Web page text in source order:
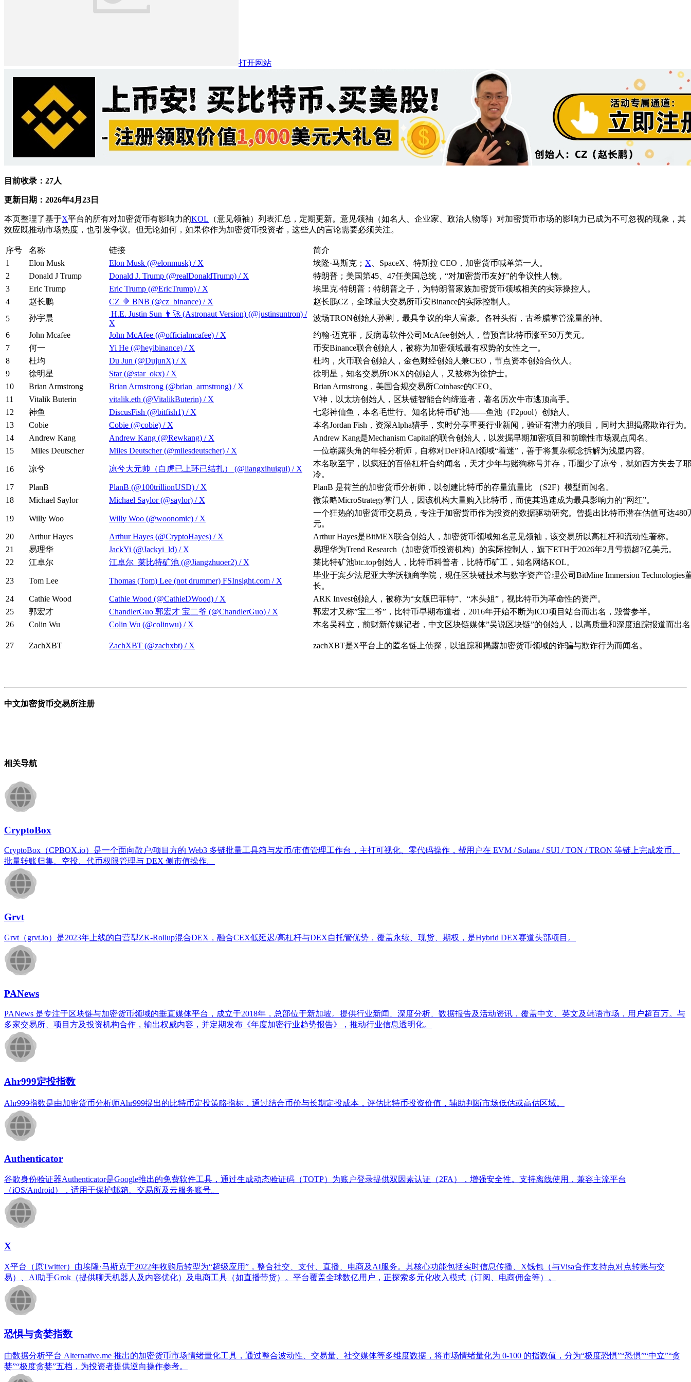
打开网站
目前收录：27人
更新日期：2026年4月23日
本页整理了基于X平台的所有对加密货币有影响力的KOL （意见领袖）列表汇总，定期更新。意见领袖（如名人、企业家、政治人物等）对加密货币市场的影响力已成为不可忽视的现象，其
效应既推动市场热度，也引发争议。但无论如何，如果你作为加密货币投资者，这些人的言论需要必须关注。
序号 名称 链接
简介
1
Elon Musk Elon Musk (@elonmusk) / X 埃隆·马斯克； X 、SpaceX、特斯拉 CEO，加密货币喊单第一人。
2
Donald J Trump Donald J. Trump (@realDonaldTrump) / X
特朗普；美国第45、47任美国总统，“对加密货币友好”的争议性人物。
3
Eric Trump Eric Trump (@EricTrump) / X
埃里克·特朗普；特朗普之子，为特朗普家族加密货币领域相关的实际操控人。
4
赵长鹏 CZ 🔶 BNB (@cz_binance) / X
赵长鹏CZ，全球最大交易所币安Binance的实际控制人。
5
孙宇晨
H.E. Justin Sun 👨‍🚀 (Astronaut Version) (@justinsuntron) /
X
波场TRON创始人孙割，最具争议的华人富豪。各种头衔，古希腊掌管流量的神。
6
John Mcafee John McAfee (@officialmcafee) / X
约翰·迈克菲，反病毒软件公司McAfee创始人，曾预言比特币涨至50万美元。
7
何一 Yi He (@heyibinance) / X
币安Binance联合创始人，被称为加密领域最有权势的女性之一。
8
杜均 Du Jun (@DujunX) / X
杜均，火币联合创始人，金色财经创始人兼CEO，节点资本创始合伙人。
9
徐明星 Star (@star_okx) / X
徐明星，知名交易所OKX的创始人，又被称为徐护士。
10
Brian Armstrong Brian Armstrong (@brian_armstrong) / X
Brian Armstrong，美国合规交易所Coinbase的CEO。
11
Vitalik Buterin vitalik.eth (@VitalikButerin) / X
V神，以太坊创始人，区块链智能合约缔造者，著名历次牛市逃顶高手。
12
神鱼 DiscusFish (@bitfish1) / X
七彩神仙鱼，本名毛世行。知名比特币矿池——鱼池（F2pool）创始人。
13
Cobie Cobie (@cobie) / X
本名Jordan Fish，资深Alpha猎手，实时分享重要行业新闻，验证有潜力的项目，同时大胆揭露欺诈行为。
14
Andrew Kang Andrew Kang (@Rewkang) / X
Andrew Kang是Mechanism Capital的联合创始人，以发掘早期加密项目和前瞻性市场观点闻名。
15
Miles Deutscher Miles Deutscher (@milesdeutscher) / X 一位崭露头角的年轻分析师，自称对DeFi和AI领域“着迷”，善于将复杂概念拆解为浅显内容。
16 凉兮 凉兮大元帅（白虎已上环已结扎） (@liangxihuigui) / X
本名耿至宇，以疯狂的百倍杠杆合约闻名，天才少年与赌狗称号并存，币圈少了凉兮，就如西方失去了
冷。
17
PlanB PlanB (@100trillionUSD) / X
PlanB 是荷兰的加密货币分析师，以创建比特币的存量流量比 （S2F）模型而闻名。
18
Michael Saylor Michael Saylor (@saylor) / X 微策略MicroStrategy掌门人，因该机构大量购入比特币，而使其迅速成为最具影响力的“网红”。
19 Willy Woo Willy Woo (@woonomic) / X
一个狂热的加密货币交易员，专注于加密货币作为投资的数据驱动研究。曾提出比特币潜在估值可达480
元。
20
Arthur Hayes Arthur Hayes (@CryptoHayes) / X
Arthur Hayes是BitMEX联合创始人，加密货币领域知名意见领袖，该交易所以高杠杆和流动性著称。
21
易理华 JackYi (@Jackyi_ld) / X
易理华为Trend Research（加密货币投资机构）的实际控制人，旗下ETH于2026年2月亏损超7亿美元。
22
江卓尔 江卓尔_莱比特矿池 (@Jiangzhuoer2) / X 莱比特矿池btc.top创始人，比特币科普者，比特币矿工，知名网络KOL。
23 Tom Lee Thomas (Tom) Lee (not drummer) FSInsight.com / X
毕业于宾夕法尼亚大学沃顿商学院，现任区块链技术与数字资产管理公司BitMine Immersion Technologies
长。
24
Cathie Wood Cathie Wood (@CathieDWood) / X
ARK Invest创始人，被称为“女版巴菲特”、“木头姐”，视比特币为革命性的资产。
25
郭宏才 ChandlerGuo 郭宏才 宝二爷 (@ChandlerGuo) / X
郭宏才又称”宝二爷”，比特币早期布道者，2016年开始不断为ICO项目站台而出名，毁誉参半。
26
Colin Wu Colin Wu (@colinwu) / X 本名吴科立，前财新传媒记者，中文区块链媒体”吴说区块链”的创始人，以高质量和深度追踪报道而出
27 ZachXBT ZachXBT (@zachxbt) / X zachXBT是X平台上的匿名链上侦探，以追踪和揭露加密货币领域的诈骗与欺诈行为而闻名。
中文加密货币交易所注册
相关导航
CryptoBox
CryptoBox（CPBOX.io）是一个面向散户/项目方的 Web3 多链批量工具箱与发币/市值管理工作台，主打可视化、零代码操作，帮用户在 EVM / Solana / SUI / TON / TRON 等链上完成发币、
批量转账归集、空投、代币权限管理与 DEX 侧市值操作。
Grvt
Grvt（grvt.io）是2023年上线的自营型ZK-Rollup混合DEX，融合CEX低延迟/高杠杆与DEX自托管优势，覆盖永续、现货、期权，是Hybrid DEX赛道头部项目。
PANews
PANews 是专注于区块链与加密货币领域的垂直媒体平台，成立于2018年，总部位于新加坡。提供行业新闻、深度分析、数据报告及活动资讯，覆盖中文、英文及韩语市场，用户超百万。与
多家交易所、项目方及投资机构合作，输出权威内容，并定期发布《年度加密行业趋势报告》，推动行业信息透明化。
Ahr999定投指数
Ahr999指数是由加密货币分析师Ahr999提出的比特币定投策略指标，通过结合币价与长期定投成本，评估比特币投资价值，辅助判断市场低估或高估区域。
Authenticator
谷歌身份验证器Authenticator是Google推出的免费软件工具，通过生成动态验证码（TOTP）为账户登录提供双因素认证（2FA），增强安全性。支持离线使用，兼容主流平台
（iOS/Android），适用于保护邮箱、交易所及云服务账号。
X
X平台（原Twitter）由埃隆·马斯克于2022年收购后转型为“超级应用”，整合社交、支付、直播、电商及AI服务。其核心功能包括实时信息传播、X钱包（与Visa合作支持点对点转账与交
易）、AI助手Grok（提供聊天机器人及内容优化）及电商工具（如直播带货）。平台覆盖全球数亿用户，正探索多元化收入模式（订阅、电商佣金等）。
恐惧与贪婪指数
由数据分析平台 Alternative.me 推出的加密货币市场情绪量化工具，通过整合波动性、交易量、社交媒体等多维度数据，将市场情绪量化为 ​0-100 的指数值，分为“极度恐惧”“恐惧”“中立”“贪
婪”“极度贪婪”五档，为投资者提供逆向操作参考。